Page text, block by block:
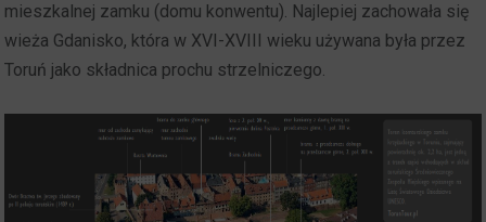
mieszkalnej zamku (domu konwentu). Najlepiej zachowała się
wieża Gdanisko, która w XVI-XVIII wieku używana była przez
Toruń jako składnica prochu strzelniczego.